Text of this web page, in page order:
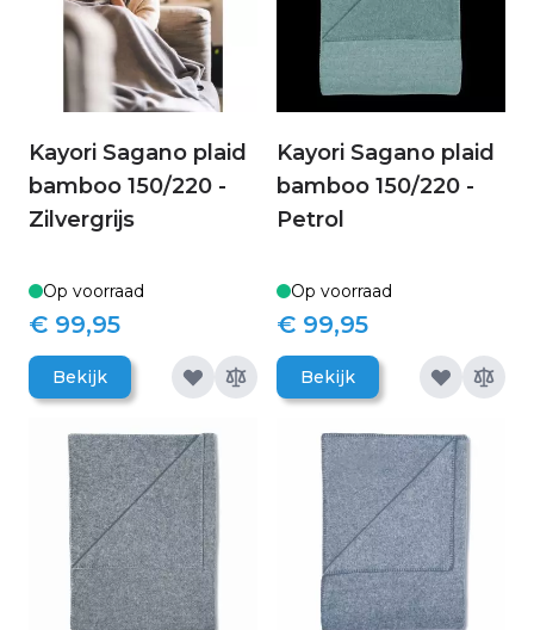
Kayori Sagano plaid
bamboo 150/220 -
Zilvergrijs
Op voorraad
€ 99,95
Bekijk
Kayori Sagano plaid
bamboo 150/220 -
Petrol
Op voorraad
€ 99,95
Bekijk